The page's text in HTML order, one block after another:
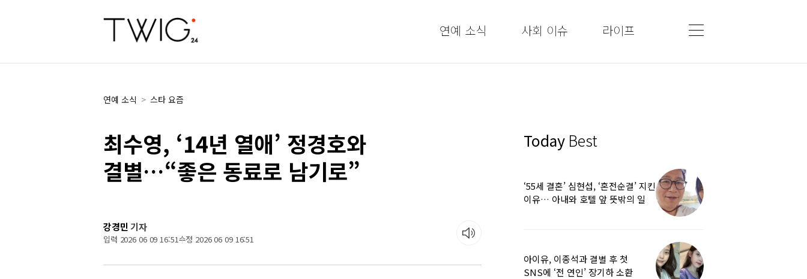
연예 소식 사회 이슈 라이프
연예 소식 > 스타 요즘
최수영, ‘14년 열애’ 정경호와
결별…“좋은 동료로 남기로”
강경민 기자
입력 2026 06 09 16:51수정 2026 06 09 16:51
Today Best
‘55세 결혼’ 심현섭, ‘혼전순결’ 지킨
이유… 아내와 호텔 앞 뜻밖의 일
아이유, 이종석과 결별 후 첫
SNS에 ‘전 연인’ 장기하 소환